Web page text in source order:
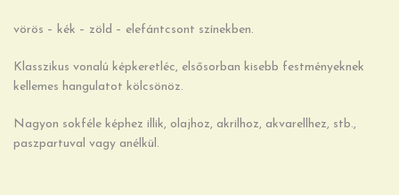
vörös – kék – zöld – elefántcsont színekben.
Klasszikus vonalú képkeretléc, elsősorban kisebb festményeknek
kellemes hangulatot kölcsönöz.
Nagyon sokféle képhez illik, olajhoz, akrilhoz, akvarellhez, stb.,
paszpartuval vagy anélkül.